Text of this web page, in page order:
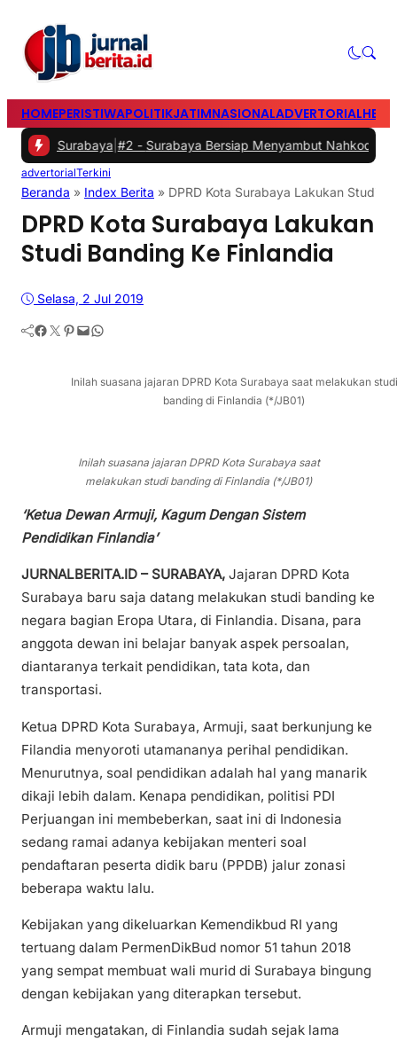
HOMEPERISTIWAPOLITIKJATIMNASIONALADVERTORIAL
|#2 -Surabaya Bersiap Menyambut Nahkoda Baru di Sektor
advertorialTerkini
Beranda » Index Berita » DPRD Kota Surabaya Lakukan Studi
DPRD Kota Surabaya Lakukan
Studi Banding Ke Finlandia
Selasa, 2 Jul 2019
Facebook Twitter Pinterest Mail WhatsApp
Inilah suasana jajaran DPRD Kota Surabaya saat melakukan studi
banding di Finlandia (*/JB01)
Inilah suasana jajaran DPRD Kota Surabaya saat
melakukan studi banding di Finlandia (*/JB01)
‘Ketua Dewan Armuji, Kagum Dengan Sistem
Pendidikan Finlandia’
JURNALBERITA.ID – SURABAYA, Jajaran DPRD Kota
Surabaya baru saja datang melakukan studi banding ke
negara bagian Eropa Utara, di Finlandia. Disana, para
anggota dewan ini belajar banyak aspek persoalan,
diantaranya terkait pendidikan, tata kota, dan
transportasi.
Ketua DPRD Kota Surabaya, Armuji, saat berkunjung ke
Filandia menyoroti utamananya perihal pendidikan.
Menurutnya, soal pendidikan adalah hal yang manarik
dikaji lebih dalam. Kenapa pendidikan, politisi PDI
Perjuangan ini membeberkan, saat ini di Indonesia
sedang ramai adanya kebijakan menteri soal
pendaftaran peserta didik baru (PPDB) jalur zonasi
beberapa waktu lalu.
Kebijakan yang dikeluarkan Kemendikbud RI yang
tertuang dalam PermenDikBud nomor 51 tahun 2018
yang sempat membuat wali murid di Surabaya bingung
dengan kebijakan yang diterapkan tersebut.
Armuji mengatakan, di Finlandia sudah sejak lama